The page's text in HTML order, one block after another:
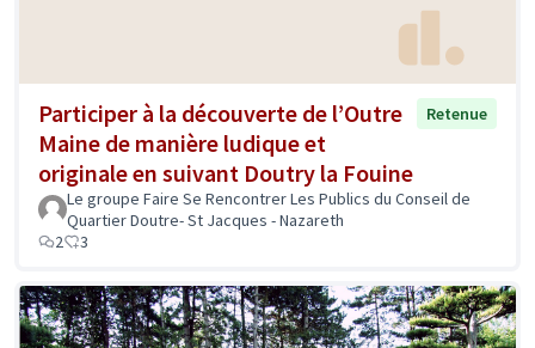
Participer à la découverte de l’Outre
Maine de manière ludique et
originale en suivant Doutry la Fouine
Retenue
Le groupe Faire Se Rencontrer Les Publics du Conseil de
Quartier Doutre- St Jacques - Nazareth
2
3